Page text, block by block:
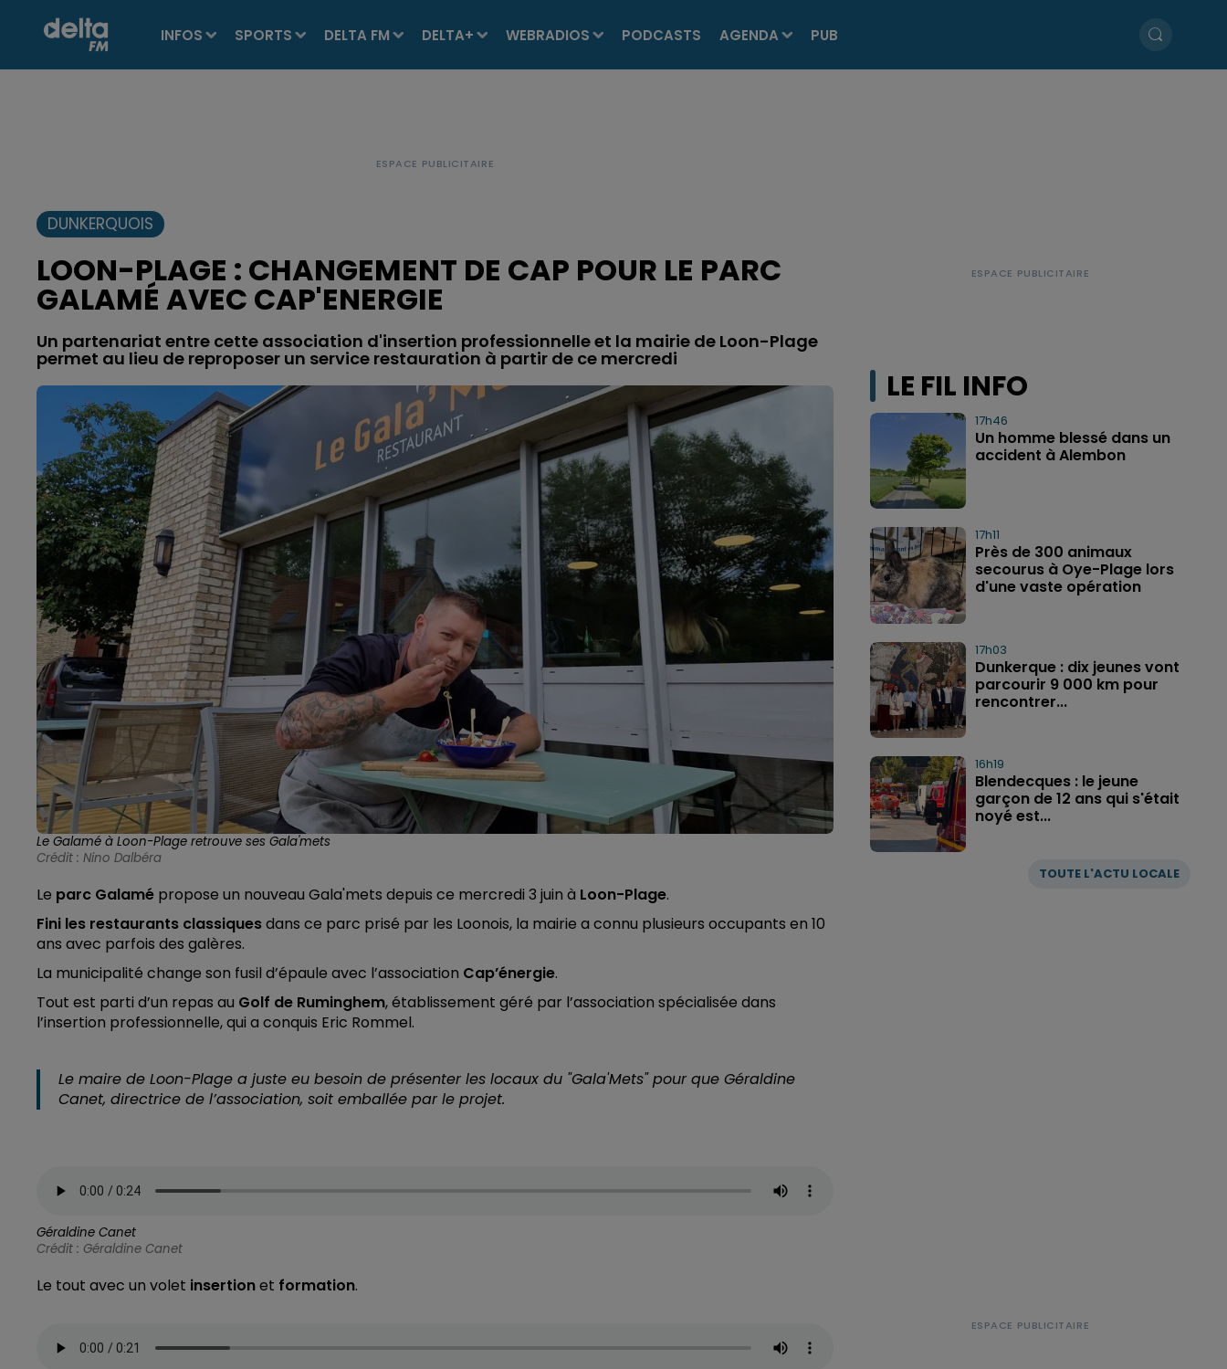
INFOS SPORTS DELTA FM DELTA+ WEBRADIOS PODCASTS AGENDA PUB
DUNKERQUOIS
LOON-PLAGE : CHANGEMENT DE CAP POUR LE PARC
GALAMÉ AVEC CAP'ENERGIE
Un partenariat entre cette association d'insertion professionnelle et la mairie de Loon-Plage
permet au lieu de reproposer un service restauration à partir de ce mercredi
Le Galamé à Loon-Plage retrouve ses Gala'mets
Crédit : Nino Dalbéra
Le parc Galamé propose un nouveau Gala'mets depuis ce mercredi 3 juin à Loon-Plage.
Fini les restaurants classiquesdans ce parc prisé par les Loonois, la mairie a connu plusieurs occupants en 10
ans avec parfois des galères.
La municipalité change son fusil d’épaule avec l’association Cap’énergie.
Tout est parti d’un repas au Golf de Ruminghem, établissement géré par l’association spécialisée dans
l’insertion professionnelle, qui a conquis Eric Rommel.
Le maire de Loon-Plage a juste eu besoin de présenter les locaux du "Gala'Mets" pour que Géraldine
Canet, directrice de l’association, soit emballée par le projet.
Géraldine Canet
Crédit : Géraldine Canet
Le tout avec un volet insertionet formation.
LE FIL INFO
TOUTE L'ACTU LOCALE
17h46
Un homme blessé dans un
accident à Alembon
17h11
Près de 300 animaux
secourus à Oye-Plage lors
d'une vaste opération
17h03
Dunkerque : dix jeunes vont
parcourir 9 000 km pour
rencontrer...
16h19
Blendecques : le jeune
garçon de 12 ans qui s'était
noyé est...